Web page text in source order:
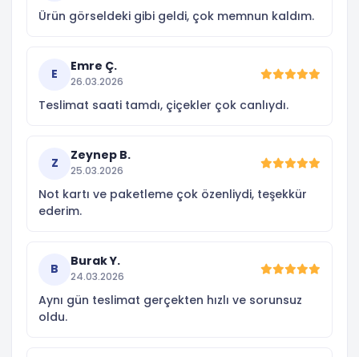
Ürün görseldeki gibi geldi, çok memnun kaldım.
E
Emre Ç.
26.03.2026
Teslimat saati tamdı, çiçekler çok canlıydı.
Z
Zeynep B.
25.03.2026
Not kartı ve paketleme çok özenliydi, teşekkür
ederim.
B
Burak Y.
24.03.2026
Aynı gün teslimat gerçekten hızlı ve sorunsuz
oldu.